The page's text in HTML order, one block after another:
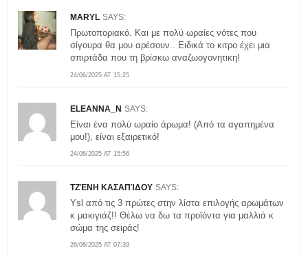
MARYL SAYS:
24/06/2025 AT 15:25
Πρωτοποριακό. Και με πολύ ωραίες νότες που
σίγουρα θα μου αρέσουν.. Ειδικά το κιτρο έχει μια
σπιρτάδα που τη βρίσκω αναζωογονητικη!
ELEANNA_N SAYS:
24/06/2025 AT 15:56
Είναι ένα πολύ ωραίο άρωμα! (Από τα αγαπημένα
μου!), είναι εξαιρετικό!
ΤΖΈΝΗ ΚΑΣΑΠΊΔΟΥ SAYS:
26/06/2025 AT 07:39
Ysl από τις 3 πρώτες στην λίστα επιλογής αρωμάτων
κ μακιγιάζ!! Θέλω να δω τα προϊόντα για μαλλιά κ
σώμα της σειράς!